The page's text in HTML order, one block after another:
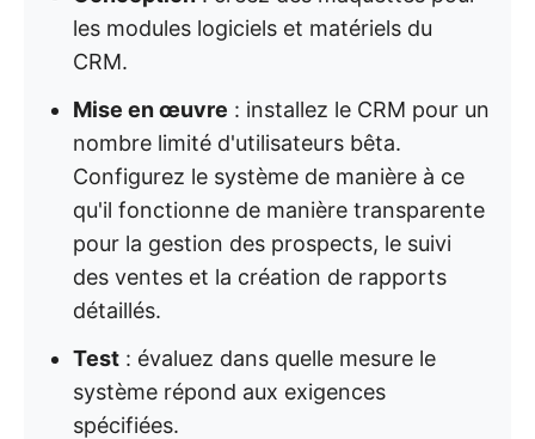
les modules logiciels et matériels du
CRM.
Mise en œuvre : installez le CRM pour un
nombre limité d'utilisateurs bêta.
Configurez le système de manière à ce
qu'il fonctionne de manière transparente
pour la gestion des prospects, le suivi
des ventes et la création de rapports
détaillés.
Test : évaluez dans quelle mesure le
système répond aux exigences
spécifiées.